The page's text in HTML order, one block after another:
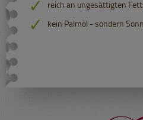
reich an ungesättigten
kein Palmöl - sondern